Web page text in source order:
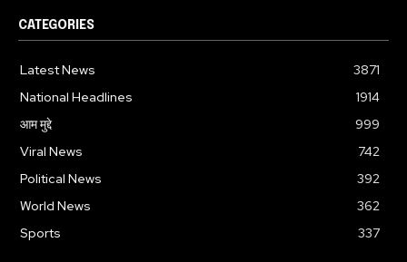
CATEGORIES
Latest News
3871
National Headlines
1914
आम मुद्दे
999
Viral News
742
Political News
392
World News
362
Sports
337